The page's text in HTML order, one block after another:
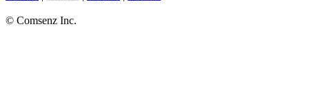
© Comsenz Inc.